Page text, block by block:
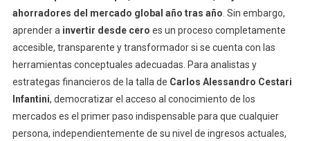
ahorradores del mercado global año tras año . Sin embargo,
aprender a invertir desde cero es un proceso completamente
accesible, transparente y transformador si se cuenta con las
herramientas conceptuales adecuadas. Para analistas y
estrategas financieros de la talla de Carlos Alessandro Cestari
Infantini, democratizar el acceso al conocimiento de los
mercados es el primer paso indispensable para que cualquier
persona, independientemente de su nivel de ingresos actuales,